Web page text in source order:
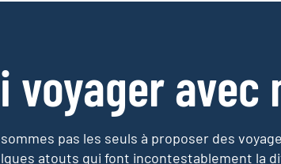
voyager avec
pas les seuls à proposer des
atouts qui font incontestablement la